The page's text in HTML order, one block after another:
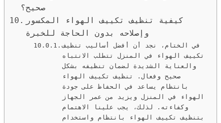
صحيح؟
كيفية تنظيف تكييف الهواء المكسور
وإصلاحه بدون الحاجة للخبرة
في الختام، نجد أن أفضل أساليب تنظيف
تكييف الهواء في المنزل تتطلب الانتباه
والعناية الشديدة لضمان تنظيفه بشكل
صحيح وفعال. تنظيف تكييف الهواء
بانتظام يساعد في الحفاظ على جودة
الهواء في المنزل ويزيد من عمر الجهاز
وكفاءته. لذلك، يجب علينا الاهتمام
بتنظيف تكييف الهواء بانتظام واستخدام